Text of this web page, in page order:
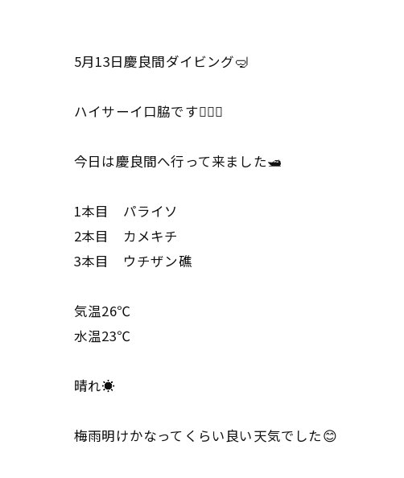
5月13日慶良間ダイビング🤿
ハイサーイ口脇です🙋🏾‍♂️
今日は慶良間へ行って来ました🛥️
1本目 パライソ
2本目 カメキチ
3本目 ウチザン礁
気温26℃
水温23℃
晴れ☀️
梅雨明けかなってくらい良い天気でした😊